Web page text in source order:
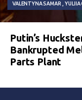
VALENTYNA SAMAR YULIIA
Putin’s
Bankrupted
Parts Plant